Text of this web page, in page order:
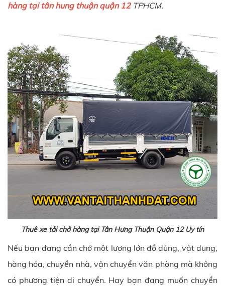
hàng tại tân hung thuận quận 12 TPHCM.
Thuê xe tải chở hàng tại Tân Hưng Thuận Quận 12 Uy tín
Nếu bạn đang cần chở một lượng lớn đồ dùng, vật dụng,
hàng hóa, chuyển nhà, vận chuyển văn phòng mà không
có phương tiện di chuyển. Hay bạn đang muốn chuyển